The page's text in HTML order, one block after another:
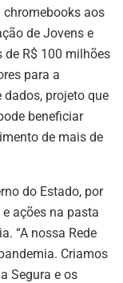
aos
de Jovens e
R$ 100 milhões
para a
projeto que
beneficiar
de mais de
do Estado, por
ações na pasta
“A nossa Rede
Criamos
Segura e os